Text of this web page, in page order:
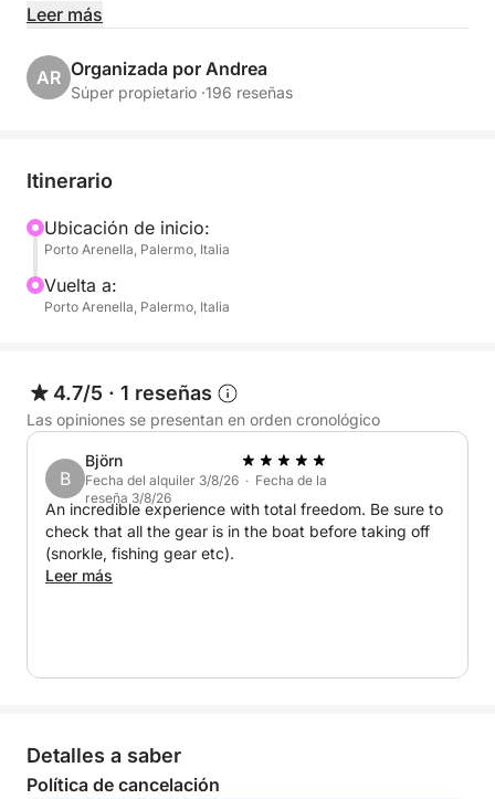
Porto Arenella - Molo Foraneo Scalo Nuovo, Piazza
Tonnara, Palermo 90142
• Bluetooth para música y comunicaciones
• Asientos cómodos
• Toldo parasol
• Escalera de baño
🌅 Explora las hermosas aguas de Palermo; Aquí
tienes algunos lugares destacados a menos de 5
km:
📍 Reserva Natural de Capo Gallo: Nada y practica
snorkel junto al impresionante paisaje de esta costa
rocosa.
por fuera, desde el agua.
Leer más
AR Organizada por Andrea
Súper propietario ·196 reseñas
Itinerario
Ubicación de inicio:
Porto Arenella, Palermo, Italia
Vuelta a:
Porto Arenella, Palermo, Italia
4.7/5 · 1 reseñas
Las opiniones se presentan en orden cronológico
B
Björn
Fecha del alquiler 3/8/26 · Fecha de la
reseña 3/8/26
An incredible experience with total freedom. Be sure to
check that all the gear is in the boat before taking off
(snorkle, fishing gear etc).
Leer más
Detalles a saber
Política de cancelación